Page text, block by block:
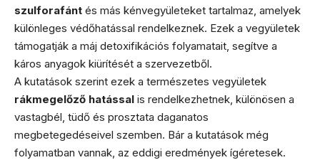
szulforafánt és más kénvegyületeket tartalmaz, amelyek
különleges védőhatással rendelkeznek. Ezek a vegyületek
támogatják a máj detoxifikációs folyamatait, segítve a
káros anyagok kiürítését a szervezetből.
A kutatások szerint ezek a természetes vegyületek
rákmegelőző hatással is rendelkezhetnek, különösen a
vastagbél, tüdő és prosztata daganatos
megbetegedéseivel szemben. Bár a kutatások még
folyamatban vannak, az eddigi eredmények ígéretesek.